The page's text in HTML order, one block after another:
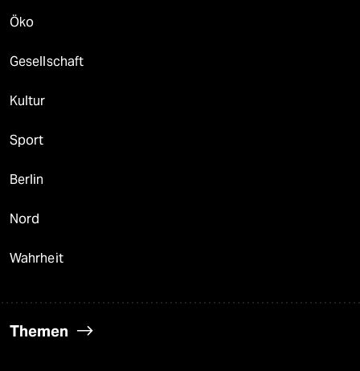
Öko
Gesellschaft
Kultur
Sport
Berlin
Nord
Wahrheit
Themen